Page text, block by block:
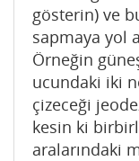
gösterin) ve
sapmaya yol
Örneğin
ucundaki iki
çizeceği
kesin ki
aralarındaki